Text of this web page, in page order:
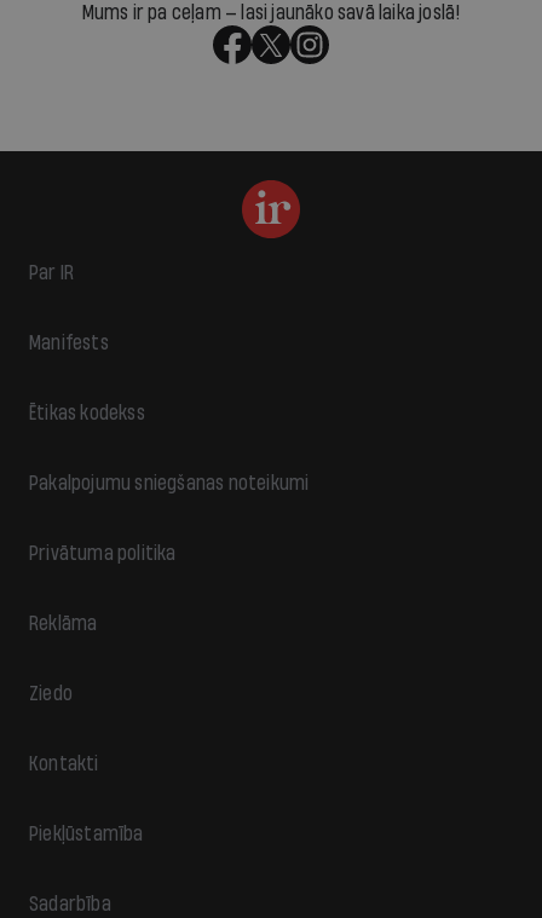
Mums ir pa ceļam — lasi jaunāko savā laika joslā!
Par IR
Manifests
Ētikas kodekss
Pakalpojumu sniegšanas noteikumi
Privātuma politika
Reklāma
Ziedo
Kontakti
Piekļūstamība
Sadarbība